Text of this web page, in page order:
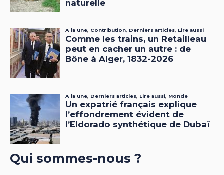
Qui sommes-nous ?